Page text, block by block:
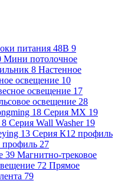
питания 48В 9
Мини потолочное
8 Настенное
освещение 10
освещение 17
освещение 28
18 Серия MX 19
8 Серия Wall Washer 19
13 Серия К12 профиль
профиль 27
39 Магнитно-трековое
72 Прямое
79